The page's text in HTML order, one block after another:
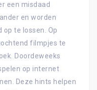
een misdaad
en worden
op te lossen. Op
filmpjes te
Doordeweeks
op internet
Deze hints helpen